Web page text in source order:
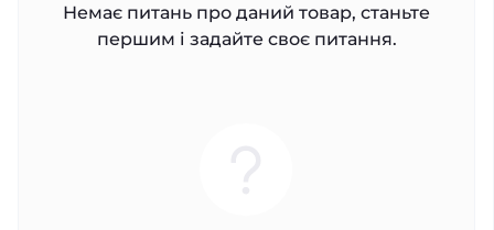
Немає питань про даний товар, станьте
першим і задайте своє питання.